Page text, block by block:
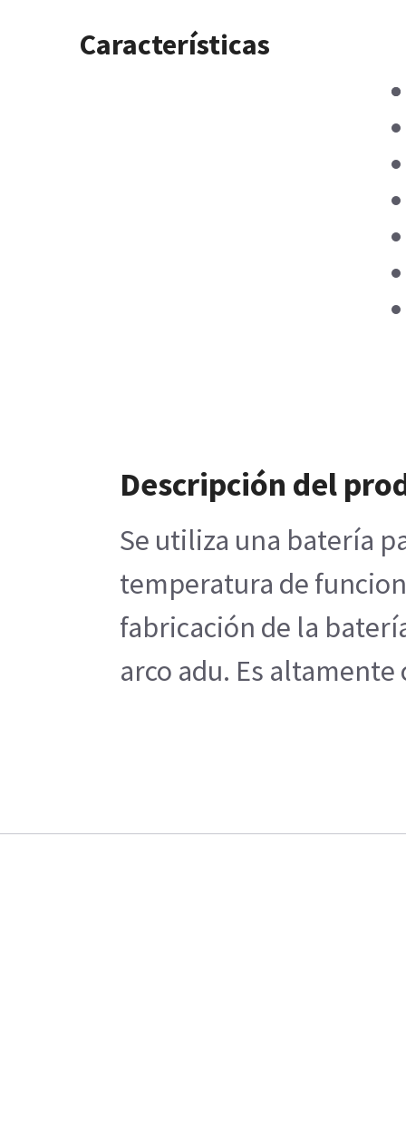
Características
Descripción del
Se utiliza una batería
temperatura de
fabricación de la
arco adu. Es